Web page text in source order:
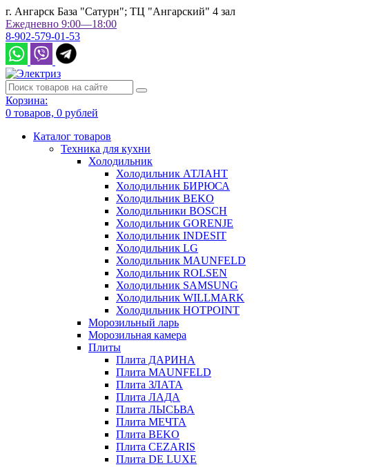
г. Ангарск База "Сатурн"; ТЦ "Ангарский" 4 зал
Ежедневно 9:00—18:00
8-902-579-01-53
Корзина:
0 товаров, 0 рублей
Каталог товаров
Техника для кухни
Холодильник
Холодильник АТЛАНТ
Холодильник БИРЮСА
Холодильник BEKO
Холодильники BOSCH
Холодильник GORENJE
Холодильник INDESIT
Холодильник LG
Холодильник MAUNFELD
Холодильник ROLSEN
Холодильник SAMSUNG
Холодильник WILLMARK
Холодильник HOTPOINT
Морозильный ларь
Морозильная камера
Плиты
Плита ДАРИНА
Плита MAUNFELD
Плита ЗЛАТА
Плита ЛАДА
Плита ЛЫСЬВА
Плита МЕЧТА
Плита BEKO
Плита CEZARIS
Плита DE LUXE